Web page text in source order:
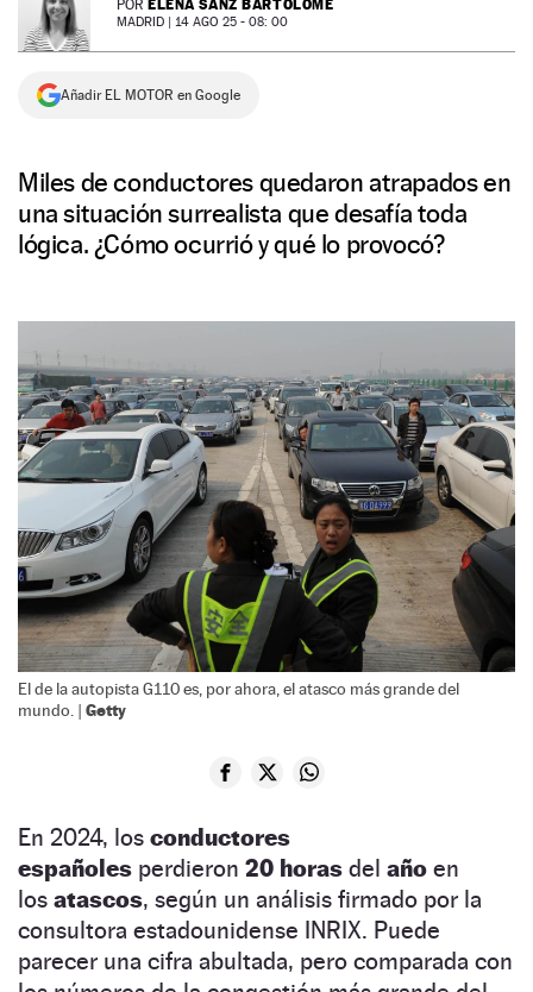
NEWSLETTER
SÍGUENOS
POR ELENA SANZ BARTOLOMÉ
MADRID | 14 AGO 25 - 08: 00
Añadir EL MOTOR en Google
Miles de conductores quedaron atrapados en
una situación surrealista que desafía toda
lógica. ¿Cómo ocurrió y qué lo provocó?
El de la autopista G110 es, por ahora, el atasco más grande del
mundo. | Getty
En 2024, los conductores
españoles perdieron 20 horas del año en
los atascos, según un análisis firmado por la
consultora estadounidense INRIX. Puede
parecer una cifra abultada, pero comparada con